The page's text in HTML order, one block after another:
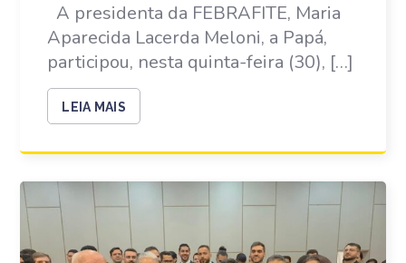
A presidenta da FEBRAFITE, Maria
Aparecida Lacerda Meloni, a Papá,
participou, nesta quinta-feira (30), […]
LEIA MAIS